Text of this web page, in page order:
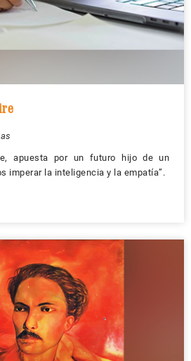
apuesta por un futuro hijo de un
imperar la inteligencia y la empatía”.